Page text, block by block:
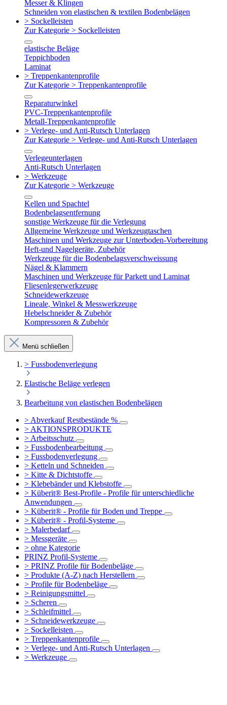
Messer & Klingen
Schneiden von elastischen & textilen Bodenbelägen
> Sockelleisten
Zur Kategorie > Sockelleisten
elastische Beläge
Teppichboden
Laminat
> Treppenkantenprofile
Zur Kategorie > Treppenkantenprofile
Reparaturwinkel
PVC-Treppenkantenprofile
Metall-Treppenkantenprofile
> Verlege- und Anti-Rutsch Unterlagen
Zur Kategorie > Verlege- und Anti-Rutsch Unterlagen
Verlegeunterlagen
Anti-Rutsch Unterlagen
> Werkzeuge
Zur Kategorie > Werkzeuge
Kellen und Spachtel
Bodenbelagsentfernung
sonstige Werkzeuge für die Verlegung
Allgemeine Werkzeuge und Werkzeugtaschen
Maschinen und Werkzeuge zur Unterboden-Vorbereitung
Heft-und Nagelgeräte, Zubehör
Werkzeuge für die Bodenbelagsverschweissung
Nägel & Klammern
Maschinen und Werkzeuge für Parkett und Laminat
Fliesenlegerwerkzeuge
Schneidewerkzeuge
Lineale, Winkel & Messwerkzeuge
Hebelschneider & Zubehör
Kompressoren & Zubehör
Menü schließen
> Fussbodenverlegung
Elastische Beläge verlegen
Bearbeitung von elastischen Bodenbelägen
> Abverkauf Restbestände %
> AKTIONSPRODUKTE
> Arbeitsschutz
> Fussbodenbearbeitung
> Fussbodenverlegung
> Ketteln und Schneiden
> Kitte & Dichtstoffe
> Klebebänder und Klebstoffe
> Küberit® Best-Profile - Profile für unterschiedliche
Anwendungen
> Küberit® - Profile für Boden und Treppe
> Küberit® - Profil-Systeme
> Malerbedarf
> Messgeräte
> ohne Kategorie
PRINZ Profil-Systeme
> PRINZ Profile für Bodenbeläge
> Produkte (A-Z) nach Herstellern
> Profile für Bodenbeläge
> Reinigungsmittel
> Scheren
> Schleifmittel
> Schneidewerkzeuge
> Sockelleisten
> Treppenkantenprofile
> Verlege- und Anti-Rutsch Unterlagen
> Werkzeuge